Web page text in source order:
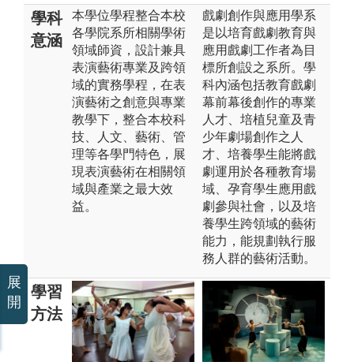
學科
意涵
本學位學程整合本校
各學院系所相關學術
領域師資，設計兼具
表演藝術專業及跨領
域的實務學程，在表
演藝術之創意與專業
教學下，整合本校科
技、人文、藝術、管
理等各學門特色，展
現表演藝術在相關領
域與產業之最大效
益。
戲劇創作與應用學系
是以培育戲劇教育與
應用戲劇工作者為目
標所創設之系所。學
科內涵包括教育戲劇
幕前幕後創作的專業
人才、培植兒童及青
少年劇場創作之人
才、培養學生能將戲
劇運用於各種教育場
域、孕育學生應用戲
劇參與社會，以及培
養學生跨領域的藝術
能力，能規劃執行服
務人群的藝術活動。
學習
方法
展
開